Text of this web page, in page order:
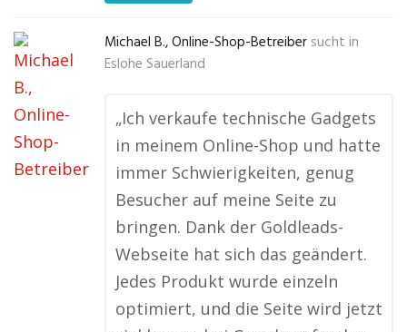
Michael B., Online-Shop-Betreiber sucht in
Eslohe Sauerland
„Ich verkaufe technische Gadgets
in meinem Online-Shop und hatte
immer Schwierigkeiten, genug
Besucher auf meine Seite zu
bringen. Dank der Goldleads-
Webseite hat sich das geändert.
Jedes Produkt wurde einzeln
optimiert, und die Seite wird jetzt